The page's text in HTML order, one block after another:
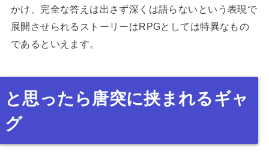
かけ、完全な答えは出さず深くは語らないという表現で
展開させられるストーリーはRPGとしては特異なもの
であるといえます。
と思ったら唐突に挟まれるギャ
グ